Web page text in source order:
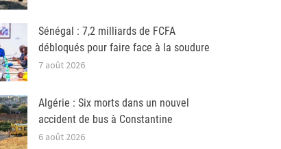
Sénégal : 7,2 milliards de FCFA
débloqués pour faire face à la soudure
7 août 2026
Algérie : Six morts dans un nouvel
accident de bus à Constantine
6 août 2026